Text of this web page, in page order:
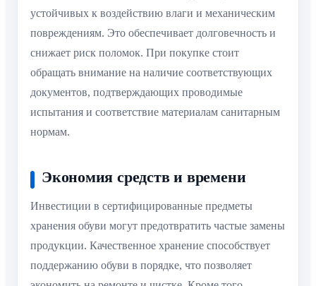
устойчивых к воздействию влаги и механическим
повреждениям. Это обеспечивает долговечность и
снижает риск поломок. При покупке стоит
обращать внимание на наличие соответствующих
документов, подтверждающих проводимые
испытания и соответствие материалам санитарным
нормам.
Экономия средств и времени
Инвестиции в сертифицированные предметы
хранения обуви могут предотвратить частые замены
продукции. Качественное хранение способствует
поддержанию обуви в порядке, что позволяет